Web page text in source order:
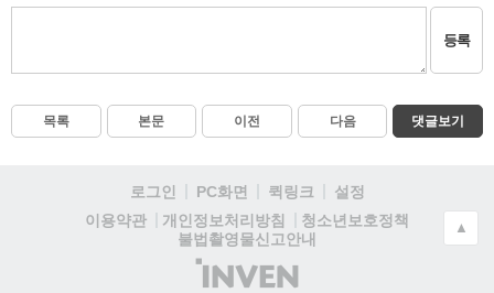
등록
목록 본문 이전 다음 댓글보기
로그인 PC화면 퀵링크
설정
이용약관
개인정보처리방침
청소년보호정책
불법촬영물신고안내
(주)
▲